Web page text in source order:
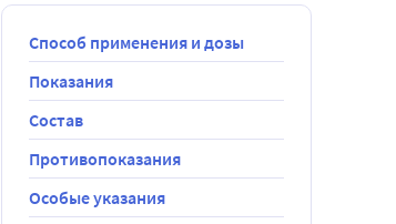
Способ применения и дозы
Показания
Состав
Противопоказания
Особые указания